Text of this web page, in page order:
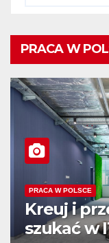
PRACA W
PRACA W POLSCE
Kreuj i
szukać w